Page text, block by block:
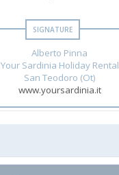
Alberto Pinna
Your Sardinia Holiday Rental
San Teodoro (Ot)
www.yoursardinia.it